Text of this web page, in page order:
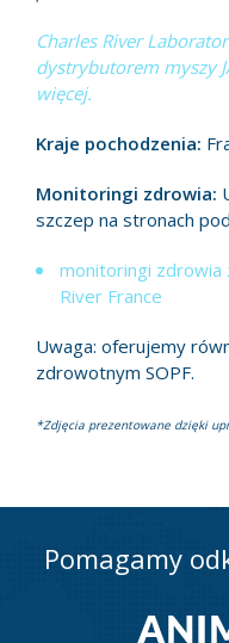
Charles River
dystrybutorem myszy
więcej.
Kraje pochodzenia:
Monitoringi zdrowia:
szczep na stronach
monitoringi zdrowia
River France
Uwaga: oferujemy
zdrowotnym SOPF.
*Zdjęcia prezentowane dzięki
Pomagamy